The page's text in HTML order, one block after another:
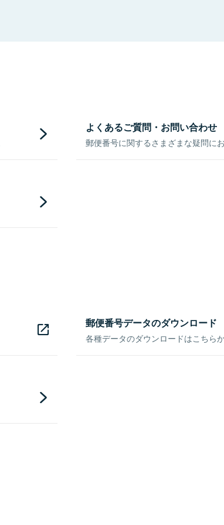
よくあるご質問・お問い合わせ
郵便番号に関するさまざまな疑問にお
郵便番号データのダウンロード
各種データのダウンロードはこちら